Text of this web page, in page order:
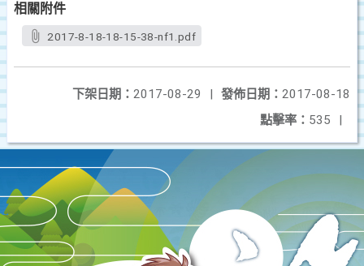
相關附件
2017-8-18-18-15-38-nf1.pdf
發佈日期： 2017-08-18
下架日期： 2017-08-29
|
點擊率： 535 |